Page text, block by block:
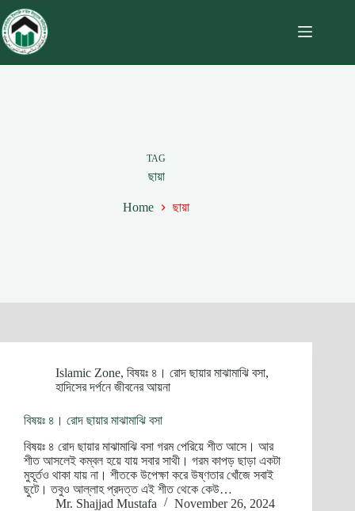
TAG
ছায়া
Home ছায়া
Islamic Zone, বিষয়ঃ ৪। রোদ ছায়ার মাঝামাঝি বসা,
হাদিসের দর্পনে জীবনের আয়না
বিষয়ঃ ৪। রোদ ছায়ার মাঝামাঝি বসা
বিষয়ঃ ৪ রোদ ছায়ার মাঝামাঝি বসা গরম পেরিয়ে শীত আসে। আর
শীত আসলেই কম্বল হয়ে যায় সবার সাথী। গরম কাপড় ছাড়া একটা
মুহূর্তও থাকা যায় না। শীতকে উপেক্ষা করে উষ্ণতার খোঁজে সবাই
ছুটে। তবুও আল্লাহ প্রদত্ত এই শীত থেকে কেউ…
Mr. Shajjad Mustafa
November 26, 2024